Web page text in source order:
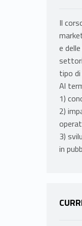
Il
e
tipo
Al
1)
2)
3)
in